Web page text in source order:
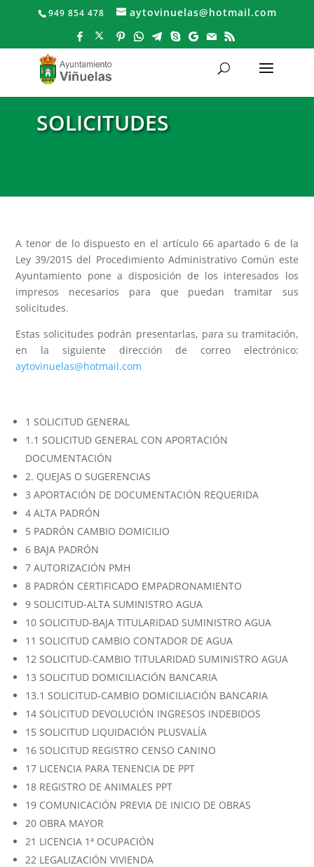
949 854 478 aytovinuelas@hotmail.com
SOLICITUDES
A tenor de lo dispuesto en el artículo 66 apartado 6 de la
Ley 39/2015 del Procedimiento Administrativo Común este
Ayuntamiento pone a disposición de los interesados los
impresos necesarios para que puedan tramitar sus
solicitudes.
Estas solicitudes podrán presentarlas, para su tramitación,
en la siguiente dirección de correo electrónico:
aytovinuelas@hotmail.com
1 SOLICITUD GENERAL
1.1 SOLICITUD GENERAL CON APORTACIÓN
DOCUMENTACIÓN
2. QUEJAS O SUGERENCIAS
3 APORTACIÓN DE DOCUMENTACIÓN REQUERIDA
4 ALTA PADRÓN
5 PADRÓN CAMBIO DOMICILIO
6 BAJA PADRÓN
7 AUTORIZACIÓN PMH
8 PADRÓN CERTIFICADO EMPADRONAMIENTO
9 SOLICITUD-ALTA SUMINISTRO AGUA
10 SOLICITUD-BAJA TITULARIDAD SUMINISTRO AGUA
11 SOLICITUD CAMBIO CONTADOR DE AGUA
12 SOLICITUD-CAMBIO TITULARIDAD SUMINISTRO AGUA
13 SOLICITUD DOMICILIACIÓN BANCARIA
13.1 SOLICITUD-CAMBIO DOMICILIACIÓN BANCARIA
14 SOLICITUD DEVOLUCIÓN INGRESOS INDEBIDOS
15 SOLICITUD LIQUIDACIÓN PLUSVALÍA
16 SOLICITUD REGISTRO CENSO CANINO
17 LICENCIA PARA TENENCIA DE PPT
18 REGISTRO DE ANIMALES PPT
19 COMUNICACIÓN PREVIA DE INICIO DE OBRAS
20 OBRA MAYOR
21 LICENCIA 1ª OCUPACIÓN
22 LEGALIZACIÓN VIVIENDA